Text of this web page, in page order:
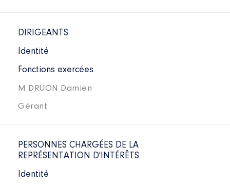
DIRIGEANTS
Identité
Fonctions exercées
M DRUON Damien
Gérant
PERSONNES CHARGÉES DE LA
REPRÉSENTATION D'INTÉRÊTS
Identité